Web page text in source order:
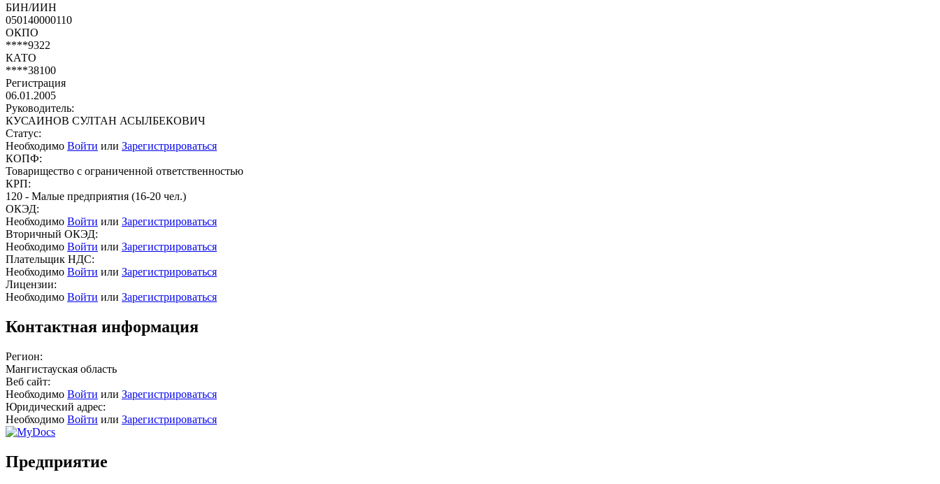
БИН/ИИН
050140000110
ОКПО
****9322
КАТО
****38100
Регистрация
06.01.2005
Руководитель:
КУСАИНОВ СУЛТАН АСЫЛБЕКОВИЧ
Статус:
Необходимо Войти или Зарегистрироваться
КОПФ:
Товарищество с ограниченной ответственностью
КРП:
120 - Малые предприятия (16-20 чел.)
ОКЭД:
Необходимо Войти или Зарегистрироваться
Вторичный ОКЭД:
Необходимо Войти или Зарегистрироваться
Плательщик НДС:
Необходимо Войти или Зарегистрироваться
Лицензии:
Необходимо Войти или Зарегистрироваться
Контактная информация
Регион:
Мангистауская область
Веб сайт:
Необходимо Войти или Зарегистрироваться
Юридический адрес:
Необходимо Войти или Зарегистрироваться
Предприятие